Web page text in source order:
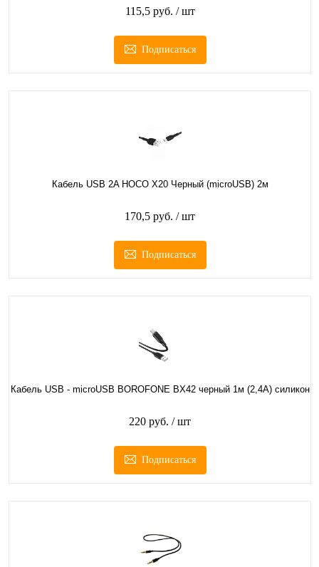
115,5 руб. / шт
Подписаться
Кабель USB 2A HOCO X20 Черный (microUSB) 2м
170,5 руб. / шт
Подписаться
Кабель USB - microUSB BOROFONE BX42 черный 1м (2,4А) силикон
220 руб. / шт
Подписаться